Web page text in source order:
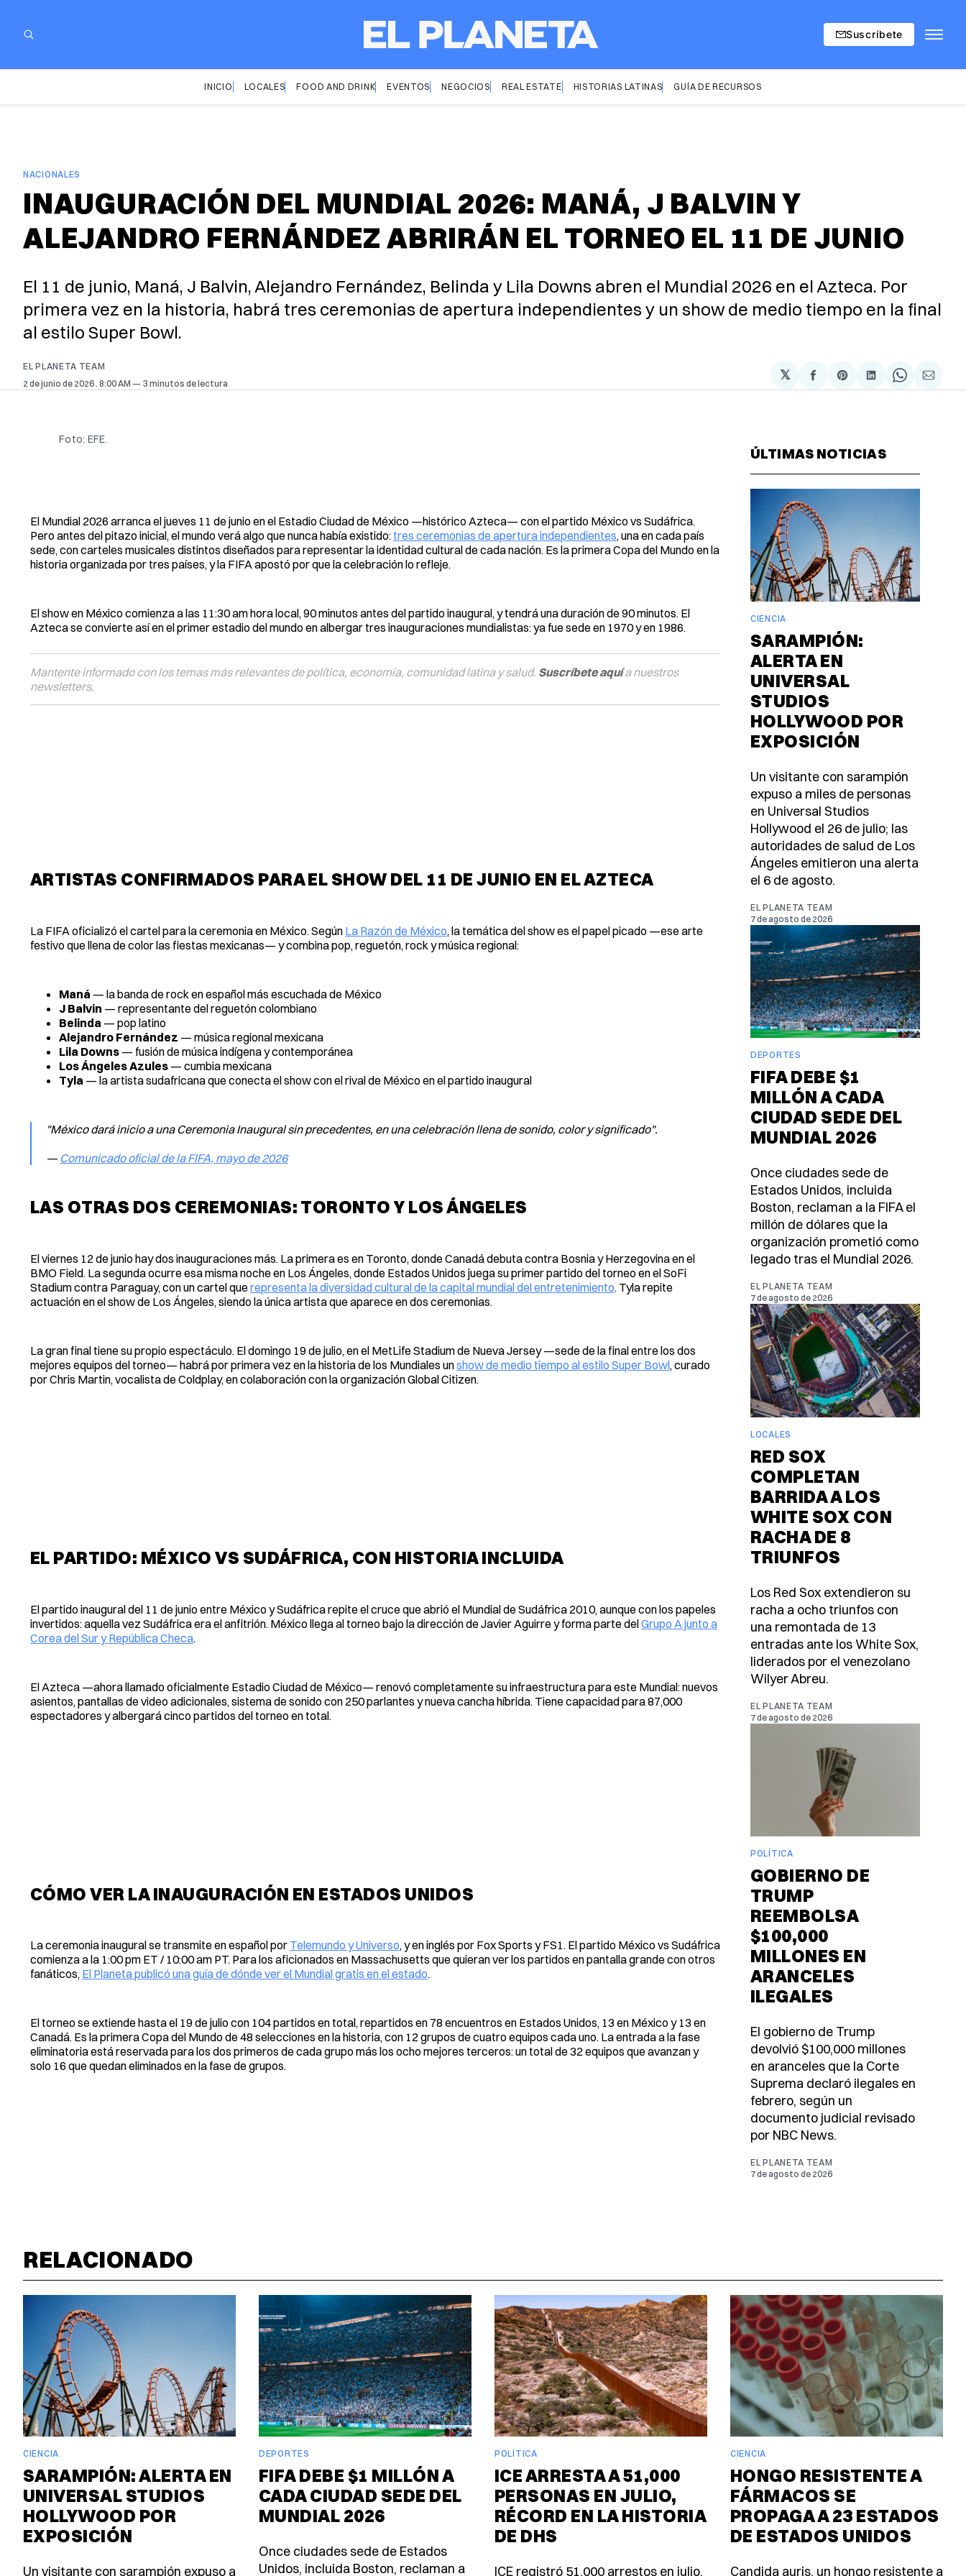
Suscríbete
INICIO LOCALES FOOD AND DRINK EVENTOS NEGOCIOS REAL ESTATE HISTORIAS LATINAS GUÍA DE RECURSOS
NACIONALES
INAUGURACIÓN DEL MUNDIAL 2026: MANÁ, J BALVIN Y
ALEJANDRO FERNÁNDEZ ABRIRÁN EL TORNEO EL 11 DE JUNIO
El 11 de junio, Maná, J Balvin, Alejandro Fernández, Belinda y Lila Downs abren el Mundial 2026 en el Azteca. Por
primera vez en la historia, habrá tres ceremonias de apertura independientes y un show de medio tiempo en la final
al estilo Super Bowl.
EL PLANETA TEAM
2 de junio de 2026 . 8:00 AM 3 minutos de lectura
𝕏
Compartir
en
Share
on
Compartir
en
Share
on
via
Foto: EFE.
El Mundial 2026 arranca el jueves 11 de junio en el Estadio Ciudad de México —histórico Azteca— con el partido México vs Sudáfrica.
Pero antes del pitazo inicial, el mundo verá algo que nunca había existido: tres ceremonias de apertura independientes, una en cada país
sede, con carteles musicales distintos diseñados para representar la identidad cultural de cada nación. Es la primera Copa del Mundo en la
historia organizada por tres países, y la FIFA apostó por que la celebración lo refleje.
El show en México comienza a las 11:30 am hora local, 90 minutos antes del partido inaugural, y tendrá una duración de 90 minutos. El
Azteca se convierte así en el primer estadio del mundo en albergar tres inauguraciones mundialistas: ya fue sede en 1970 y en 1986.
Mantente informado con los temas más relevantes de política, economía, comunidad latina y salud. Suscríbete aquía nuestros
newsletters.
ARTISTAS CONFIRMADOS PARA EL SHOW DEL 11 DE JUNIO EN EL AZTECA
La FIFA oficializó el cartel para la ceremonia en México. Según La Razón de México, la temática del show es el papel picado —ese arte
festivo que llena de color las fiestas mexicanas— y combina pop, reguetón, rock y música regional:
Maná — la banda de rock en español más escuchada de México
J Balvin — representante del reguetón colombiano
Belinda — pop latino
Alejandro Fernández — música regional mexicana
Lila Downs — fusión de música indígena y contemporánea
Los Ángeles Azules — cumbia mexicana
Tyla — la artista sudafricana que conecta el show con el rival de México en el partido inaugural
"México dará inicio a una Ceremonia Inaugural sin precedentes, en una celebración llena de sonido, color y significado".
— Comunicado oficial de la FIFA, mayo de 2026
LAS OTRAS DOS CEREMONIAS: TORONTO Y LOS ÁNGELES
El viernes 12 de junio hay dos inauguraciones más. La primera es en Toronto, donde Canadá debuta contra Bosnia y Herzegovina en el
BMO Field. La segunda ocurre esa misma noche en Los Ángeles, donde Estados Unidos juega su primer partido del torneo en el SoFi
Stadium contra Paraguay, con un cartel querepresenta la diversidad cultural de la capital mundial del entretenimiento. Tyla repite
actuación en el show de Los Ángeles, siendo la única artista que aparece en dos ceremonias.
La gran final tiene su propio espectáculo. El domingo 19 de julio, en el MetLife Stadium de Nueva Jersey —sede de la final entre los dos
mejores equipos del torneo— habrá por primera vez en la historia de los Mundiales unshow de medio tiempo al estilo Super Bowl, curado
por Chris Martin, vocalista de Coldplay, en colaboración con la organización Global Citizen.
EL PARTIDO: MÉXICO VS SUDÁFRICA, CON HISTORIA INCLUIDA
El partido inaugural del 11 de junio entre México y Sudáfrica repite el cruce que abrió el Mundial de Sudáfrica 2010, aunque con los papeles
invertidos: aquella vez Sudáfrica era el anfitrión. México llega al torneo bajo la dirección de Javier Aguirre y forma parte delGrupo A junto a
Corea del Sur y República Checa.
El Azteca —ahora llamado oficialmente Estadio Ciudad de México— renovó completamente su infraestructura para este Mundial: nuevos
asientos, pantallas de video adicionales, sistema de sonido con 250 parlantes y nueva cancha híbrida. Tiene capacidad para 87,000
espectadores y albergará cinco partidos del torneo en total.
CÓMO VER LA INAUGURACIÓN EN ESTADOS UNIDOS
La ceremonia inaugural se transmite en español por Telemundo y Universo, y en inglés por Fox Sports y FS1. El partido México vs Sudáfrica
comienza a la 1:00 pm ET / 10:00 am PT. Para los aficionados en Massachusetts que quieran ver los partidos en pantalla grande con otros
fanáticos, El Planeta publicó una guía de dónde ver el Mundial gratis en el estado.
El torneo se extiende hasta el 19 de julio con 104 partidos en total, repartidos en 78 encuentros en Estados Unidos, 13 en México y 13 en
Canadá. Es la primera Copa del Mundo de 48 selecciones en la historia, con 12 grupos de cuatro equipos cada uno. La entrada a la fase
eliminatoria está reservada para los dos primeros de cada grupo más los ocho mejores terceros: un total de 32 equipos que avanzan y
solo 16 que quedan eliminados en la fase de grupos.
ÚLTIMAS NOTICIAS
CIENCIA
SARAMPIÓN:
ALERTA EN
UNIVERSAL
STUDIOS
HOLLYWOOD POR
EXPOSICIÓN
Un visitante con sarampión
expuso a miles de personas
en Universal Studios
Hollywood el 26 de julio; las
autoridades de salud de Los
Ángeles emitieron una alerta
el 6 de agosto.
EL PLANETA TEAM
7 de agosto de 2026
DEPORTES
FIFA DEBE $1
MILLÓN A CADA
CIUDAD SEDE DEL
MUNDIAL 2026
Once ciudades sede de
Estados Unidos, incluida
Boston, reclaman a la FIFA el
millón de dólares que la
organización prometió como
legado tras el Mundial 2026.
EL PLANETA TEAM
7 de agosto de 2026
LOCALES
RED SOX
COMPLETAN
BARRIDA A LOS
WHITE SOX CON
RACHA DE 8
TRIUNFOS
Los Red Sox extendieron su
racha a ocho triunfos con
una remontada de 13
entradas ante los White Sox,
liderados por el venezolano
Wilyer Abreu.
EL PLANETA TEAM
7 de agosto de 2026
POLÍTICA
GOBIERNO DE
TRUMP
REEMBOLSA
$100,000
MILLONES EN
ARANCELES
ILEGALES
El gobierno de Trump
devolvió $100,000 millones
en aranceles que la Corte
Suprema declaró ilegales en
febrero, según un
documento judicial revisado
por NBC News.
EL PLANETA TEAM
7 de agosto de 2026
RELACIONADO
CIENCIA
SARAMPIÓN: ALERTA EN
UNIVERSAL STUDIOS
HOLLYWOOD POR
EXPOSICIÓN
Un visitante con sarampión expuso a
DEPORTES
FIFA DEBE $1 MILLÓN A
CADA CIUDAD SEDE DEL
MUNDIAL 2026
Once ciudades sede de Estados
Unidos, incluida Boston, reclaman a
POLÍTICA
ICE ARRESTA A 51,000
PERSONAS EN JULIO,
RÉCORD EN LA HISTORIA
DE DHS
ICE registró 51,000 arrestos en julio,
CIENCIA
HONGO RESISTENTE A
FÁRMACOS SE
PROPAGA A 23 ESTADOS
DE ESTADOS UNIDOS
Candida auris, un hongo resistente a